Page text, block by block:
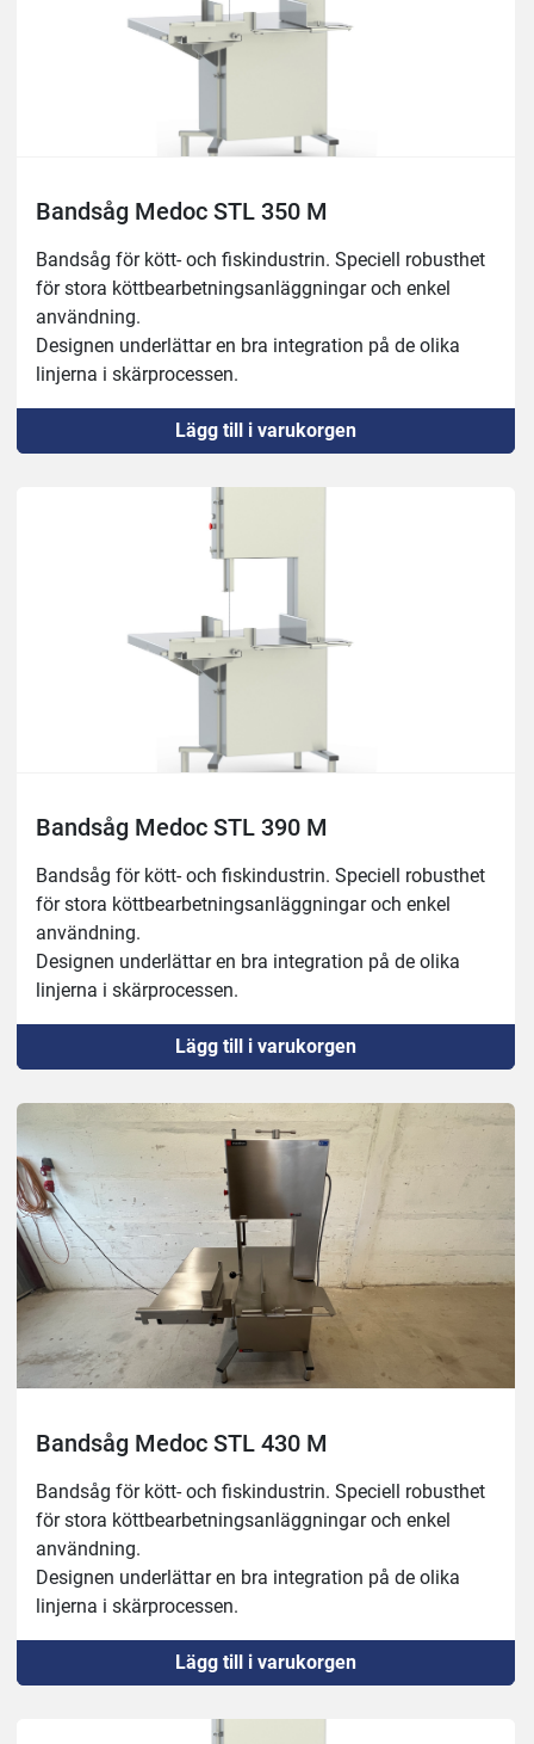
Bandsåg Medoc STL 350 M
Bandsåg för kött- och fiskindustrin. Speciell robusthet
för stora köttbearbetningsanläggningar och enkel
användning.
Designen underlättar en bra integration på de olika
linjerna i skärprocessen.
Robust 18/10 rostfri konstruktion.
Rostfria remskivor med dubbel klaff.
Automatisk process för spänningskontroll.
Säkerhetsanordning för att stoppa klingan på 4
På-av-brytare med nödstoppsknapp, IP65.
Tillverkning av blad på höger och vänster sida.
Enkel rengöring med vattentryck.
En kroppskonstruktion i ett stycke för att underlätta
Löstagbara rengöringsmedel för enkel rengöring, utan
användning av verktyg.
Yttermått: 860x810mm, höjd 1730mm
Såghöjd: 350mm
Arbetsyta: 653×775 mm
Lägg till i varukorgen
Bandsåg Medoc STL 390 M
Bandsåg för kött- och fiskindustrin. Speciell robusthet
för stora köttbearbetningsanläggningar och enkel
användning.
Designen underlättar en bra integration på de olika
linjerna i skärprocessen.
Robust 18/10 rostfri konstruktion.
Rostfria remskivor med dubbel klaff.
Automatisk process för spänningskontroll.
Säkerhetsanordning för att stoppa klingan på 4
sekunder.
På-av-brytare med nödstoppsknapp, IP65.
Säkerhetsanordning vid öppning av dörr.
Inget spänningsutlösningssystem.
Tillverkning av blad på höger och vänster sida.
Enkel rengöring med vattentryck.
En kroppskonstruktion i ett stycke för att underlätta
bättre rengöring på en enhetlig plattform.
Löstagbara rengöringsmedel för enkel rengöring, utan
användning av verktyg.
Yttermått: 1025x870mm, höjd 1840mm
Såghöjd: 400mm
Arbetsyta: 787x830 mm
Blad Längd: 2910 mm
Lägg till i varukorgen
Bandsåg Medoc STL 430 M
Bandsåg för kött- och fiskindustrin. Speciell robusthet
för stora köttbearbetningsanläggningar och enkel
användning.
Designen underlättar en bra integration på de olika
linjerna i skärprocessen.
Robust 18/10 rostfri konstruktion.
Rostfria remskivor med dubbel klaff.
Automatisk process för spänningskontroll.
Säkerhetsanordning för att stoppa klingan på 4
Lägg till i varukorgen